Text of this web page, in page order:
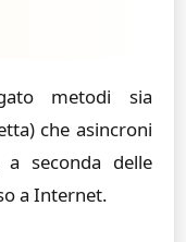
metodi sia
che asincroni
seconda delle
a Internet.